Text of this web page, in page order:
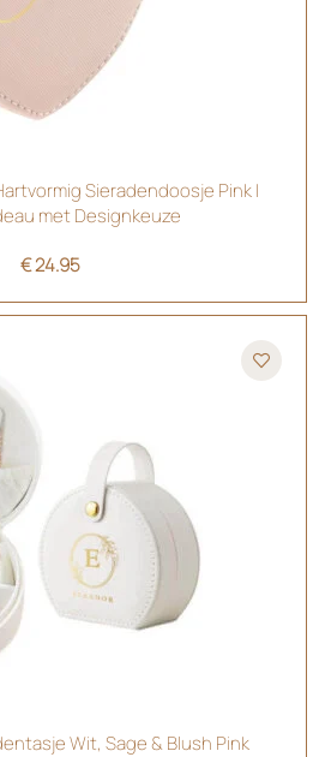
Sieradendoosje Pink |
met Designkeuze
€24.95
Wit, Sage & Blush Pink